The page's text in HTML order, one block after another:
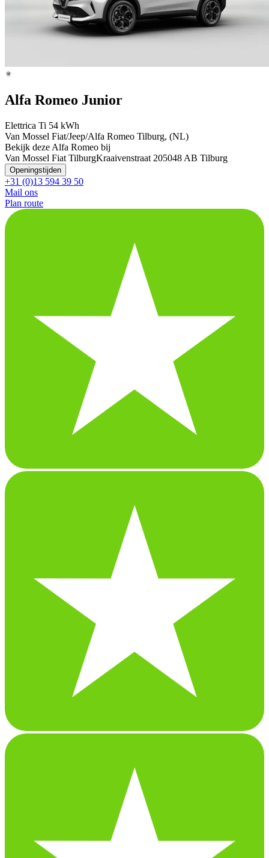
Alfa Romeo Junior
Elettrica Ti 54 kWh
Van Mossel Fiat/Jeep/Alfa Romeo Tilburg, (NL)
Bekijk deze Alfa Romeo bij
Van Mossel Fiat TilburgKraaivenstraat 205048 AB Tilburg
Openingstijden
+31 (0)13 594 39 50
Mail ons
Plan route